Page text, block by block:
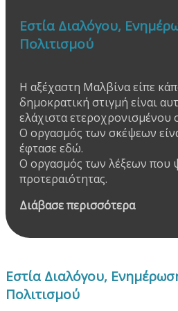
Εστία Διαλόγου,
Πολιτισμού
Η αξέχαστη Μαλβίνα είπε
δημοκρατική στιγμή είναι
ελάχιστα ετεροχρονισμένου
Ο οργασμός των σκέψεων
έφτασε εδώ.
Ο οργασμός των λέξεων που
προτεραιότητας.
Διάβασε περισσότερα
Εστία Διαλόγου,
Πολιτισμού